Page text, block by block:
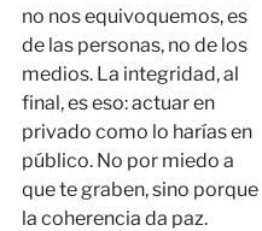
no nos equivoquemos, es
de las personas, no de los
medios. La integridad, al
final, es eso: actuar en
privado como lo harías en
público. No por miedo a
que te graben, sino porque
la coherencia da paz.